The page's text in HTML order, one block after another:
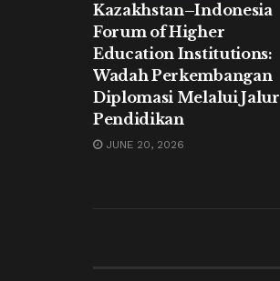
Kazakhstan–Indonesia
Forum of Higher
Education Institutions:
Wadah Perkembangan
Diplomasi Melalui Jalur
Pendidikan
JUNE 20, 2026